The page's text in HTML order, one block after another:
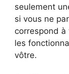
seulement
si vous ne
correspond
les
vôtre.